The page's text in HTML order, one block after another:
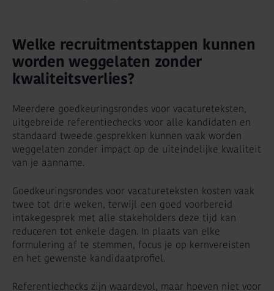
Welke recruitmentstappen kunnen
worden weggelaten zonder
kwaliteitsverlies?
Meerdere goedkeuringsrondes voor vacatureteksten,
uitgebreide referentiechecks voor alle kandidaten en
standaard tweede gesprekken kunnen vaak worden
weggelaten zonder impact op de uiteindelijke kwaliteit
van je aanname.
Goedkeuringsrondes voor vacatureteksten kosten vaak
twee tot drie weken, terwijl een goed voorbereid
intakegesprek met alle stakeholders deze tijd kan
reduceren tot enkele dagen. In plaats van elke
formulering af te stemmen, focus je op kernvereisten
en het gewenste kandidaatprofiel.
Referentiechecks zijn waardevol, maar hoeven niet voor